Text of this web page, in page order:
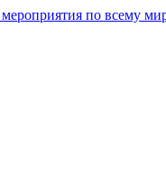
по всему